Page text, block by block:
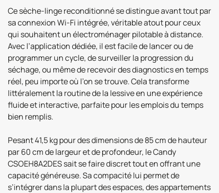
Ce sèche-linge reconditionné se distingue avant tout par
sa connexion Wi-Fi intégrée, véritable atout pour ceux
qui souhaitent un électroménager pilotable à distance.
Avec l’application dédiée, il est facile de lancer ou de
programmer un cycle, de surveiller la progression du
séchage, ou même de recevoir des diagnostics en temps
réel, peu importe où l’on se trouve. Cela transforme
littéralement la routine de la lessive en une expérience
fluide et interactive, parfaite pour les emplois du temps
bien remplis.
Pesant 41,5 kg pour des dimensions de 85 cm de hauteur
par 60 cm de largeur et de profondeur, le Candy
CSOEH8A2DES sait se faire discret tout en offrant une
capacité généreuse. Sa compacité lui permet de
s’intégrer dans la plupart des espaces, des appartements